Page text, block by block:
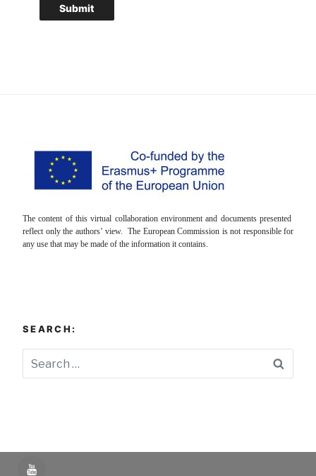
The content of this virtual collaboration environment and documents presented
reflect only the authors’ view. The European Commission is not responsible for
any use that may be made of the information it contains.
SEARCH:
YouTube